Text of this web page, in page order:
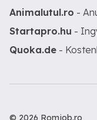
Animalutul.ro -
Startapro.hu -
Quoka.de -
© 2026 Romjob.ro